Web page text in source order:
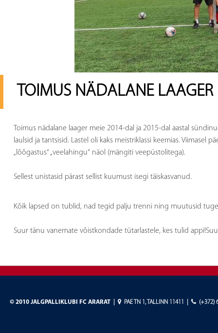
TOIMUS NÄDALANE
Toimus nädalane laager meie 2014-dal ja 2015-dal aastal
laulsid ja tantsisid. Lastel oli kaks meistriklassi keemias.
„lõõgastus“ „veelahingu“ näol (mängiti veepüstolitega).
Sellest unistasid pärast sellist kuumust isegi täiskasvanud.
Kõik lapsed on tublid, nad tegid palju trenni ning muutusid
Suur tänu vanemate võistkondade tütarlastele, kes tulid
© 2010 JALGPALLIKLUBI FC ARARAT PAE TN 1, TALLINN 11411 (+372)